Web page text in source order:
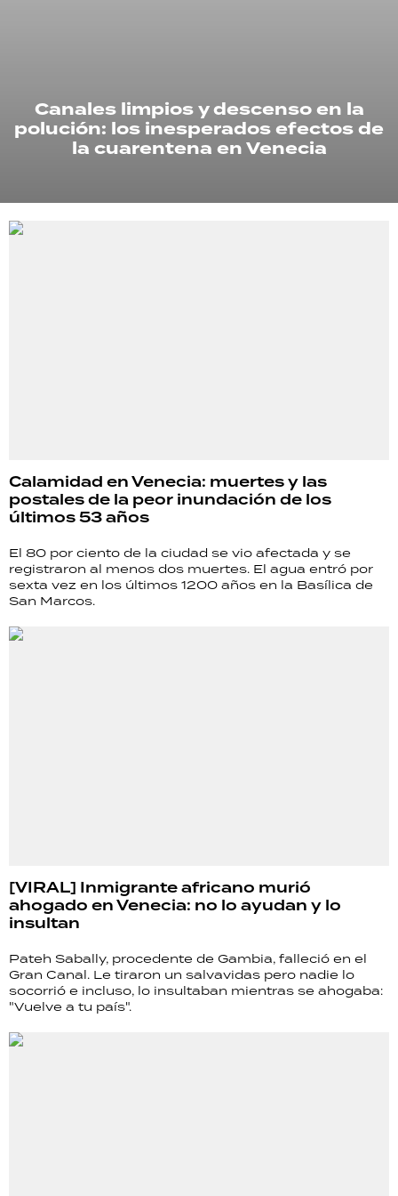
Canales limpios y descenso en la
polución: los inesperados efectos de
la cuarentena en Venecia
Calamidad en Venecia: muertes y las
postales de la peor inundación de los
últimos 53 años
El 80 por ciento de la ciudad se vio afectada y se
registraron al menos dos muertes. El agua entró por
sexta vez en los últimos 1200 años en la Basílica de
San Marcos.
[VIRAL] Inmigrante africano murió
ahogado en Venecia: no lo ayudan y lo
insultan
Pateh Sabally, procedente de Gambia, falleció en el
Gran Canal. Le tiraron un salvavidas pero nadie lo
socorrió e incluso, lo insultaban mientras se ahogaba:
"Vuelve a tu país".
RECETAS
PALABRAS